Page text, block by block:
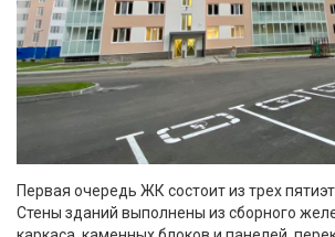
Первая очередь ЖК состоит из трех
Стены зданий выполнены из сборного